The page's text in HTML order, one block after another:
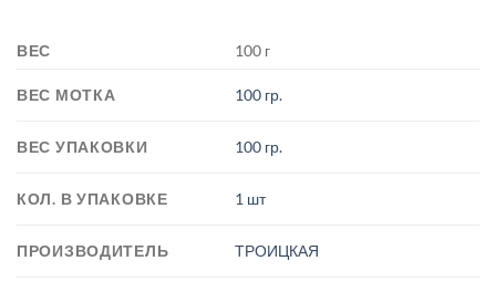
ВЕС 100 г
ВЕС МОТКА 100 гр.
ВЕС УПАКОВКИ 100 гр.
КОЛ. В УПАКОВКЕ 1 шт
ПРОИЗВОДИТЕЛЬ ТРОИЦКАЯ